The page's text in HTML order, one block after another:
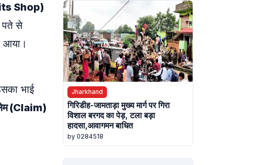
Shop)
से
आया।
भाई
(Claim)
Jharkhand
गिरिडीह-जामताड़ा मुख्य मार्ग पर गिरा
विशाल बरगद का पेड़, टला बड़ा
हादसा,आवागमन बाधित
by 0284518